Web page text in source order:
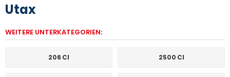
Utax
WEITERE UNTERKATEGORIEN:
206 CI 2500 CI